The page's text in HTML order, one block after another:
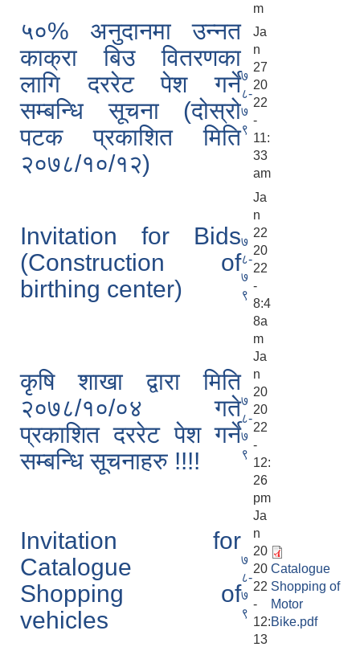
m
५०% अनुदानमा उन्नत
काक्रा बिउ वितरणका
लागि दररेट पेश गर्ने
सम्बन्धि सूचना (दोस्रो
पटक प्रकाशित मिति
२०७८/१०/१२)
७
८-
७
९
Ja
n
27
20
22
-
11:
33
am
Invitation for Bids
(Construction of
birthing center)
७
८-
७
९
Ja
n
22
20
22
-
8:4
8a
m
कृषि शाखा द्वारा मिति
२०७८/१०/०४ गते
प्रकाशित दररेट पेश गर्ने
सम्बन्धि सूचनाहरु !!!!
७
८-
७
९
Ja
n
20
20
22
-
12:
26
pm
Invitation for
Catalogue
Shopping of
vehicles
७
८-
७
९
Ja
n
20
20
22
-
12:
13
Catalogue
Shopping of
Motor
Bike.pdf